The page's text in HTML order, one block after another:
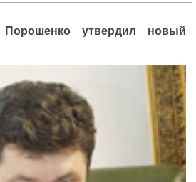
Порошенко утвердил новый